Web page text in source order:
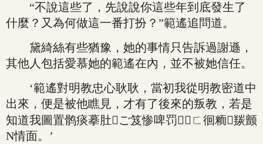
“不說這些了，先說說你這些年到底發生了
什麼？又為何做這一番打扮？”範遙追問道。
黛綺絲有些猶豫，她的事情只告訴過謝遜，
其他人包括愛慕她的範遙在內，並不被她信任。
‘範遙對明教忠心耿耿，當初我從明教密道中
出來，便是被他瞧見，才有了後來的叛教，若是
知道我圖置鹘痰摹肚ご笈惨啤罚ㄈ徊粫羰颤
N情面。’